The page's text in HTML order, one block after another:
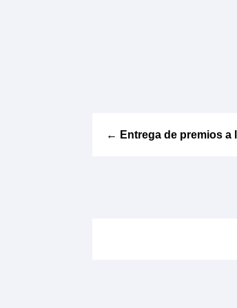
← Entrega de premios